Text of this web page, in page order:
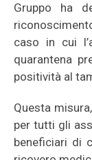
Gruppo ha
caso in cui
quarantena
positività al
Questa
per tutti gli
beneficiari di